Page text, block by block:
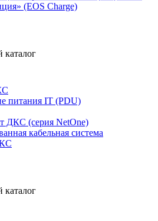
(EOS Charge)
каталог
питания IT (PDU)
(серия NetOne)
кабельная система
каталог